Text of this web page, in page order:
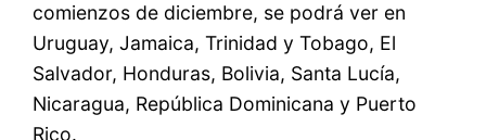
comienzos de diciembre, se podrá ver en
Uruguay, Jamaica, Trinidad y Tobago, El
Salvador, Honduras, Bolivia, Santa Lucía,
Nicaragua, República Dominicana y Puerto
Rico.